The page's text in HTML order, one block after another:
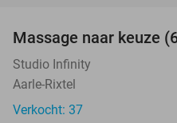
Massage naar keuze
Studio Infinity
Aarle-Rixtel
Verkocht: 37